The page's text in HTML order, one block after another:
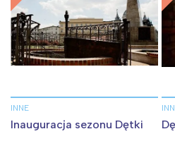
INNE
Inauguracja sezonu Dętki